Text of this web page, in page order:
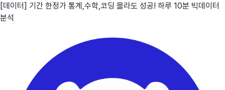
[데이터] 기간 한정가 통계,수학,코딩 몰라도 성공! 하루 10분 빅데이터
분석